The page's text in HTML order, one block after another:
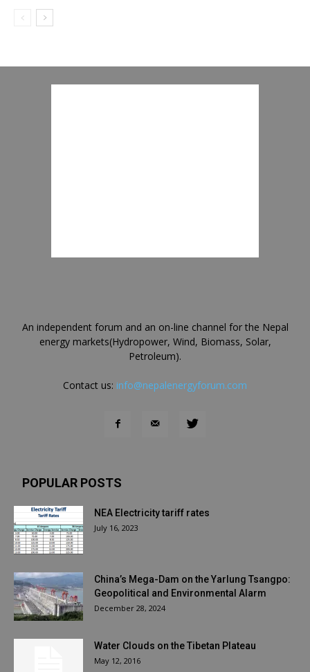
An independent forum and an on-line channel for the Nepal
energy markets(Hydropower, Wind, Biomass, Solar,
Petroleum).
Contact us: info@nepalenergyforum.com
POPULAR POSTS
NEA Electricity tariff rates
July 16, 2023
China’s Mega-Dam on the Yarlung Tsangpo:
Geopolitical and Environmental Alarm
December 28, 2024
Water Clouds on the Tibetan Plateau
May 12, 2016